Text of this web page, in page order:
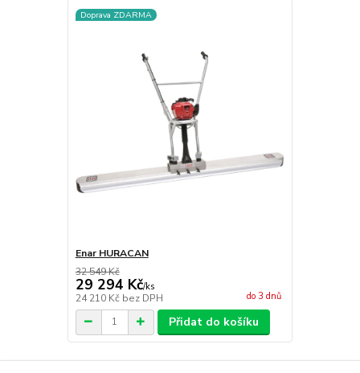
Doprava ZDARMA
Enar HURACAN
32 549 Kč
29 294 Kč/ks
24 210 Kč bez DPH do 3 dnů
Přidat do košíku